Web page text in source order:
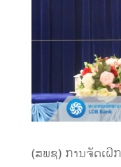
(ສພຊ) ການຈັດເຝິ